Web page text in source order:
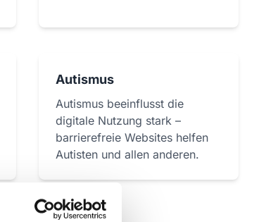
Autismus
Autismus beeinflusst die
digitale Nutzung stark –
barrierefreie Websites helfen
Autisten und allen anderen.